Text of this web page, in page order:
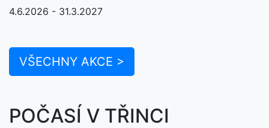
4.6.2026 - 31.3.2027
VŠECHNY AKCE >
POČASÍ V TŘINCI